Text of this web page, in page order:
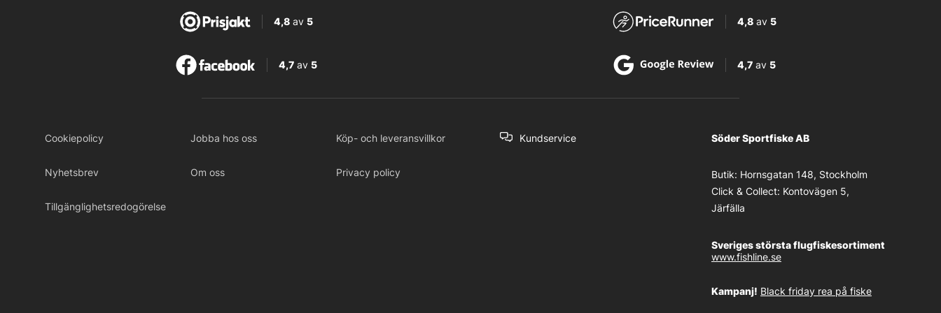
4,8 av5 4,8av 5
4,7av 5 4,7av 5
Cookiepolicy Jobba hos oss Köp- och leveransvillkor
Nyhetsbrev Om oss Privacy policy
Tillgänglighetsredogörelse
Kundservice Söder Sportfiske AB
Butik: Hornsgatan 148, Stockholm
Click & Collect: Kontovägen 5,
Järfälla
Sveriges största flugfiskesortiment
www.fishline.se
Kampanj! Black friday rea på fiske